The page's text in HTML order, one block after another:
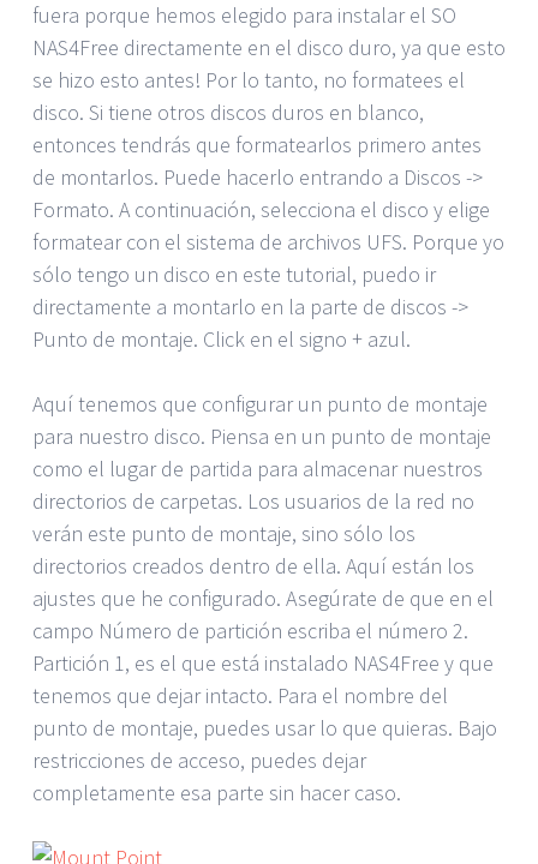
fuera porque hemos elegido para instalar el SO
NAS4Free directamente en el disco duro, ya que esto
se hizo esto antes! Por lo tanto, no formatees el
disco. Si tiene otros discos duros en blanco,
entonces tendrás que formatearlos primero antes
de montarlos. Puede hacerlo entrando a Discos ->
Formato. A continuación, selecciona el disco y elige
formatear con el sistema de archivos UFS. Porque yo
sólo tengo un disco en este tutorial, puedo ir
directamente a montarlo en la parte de discos ->
Punto de montaje. Click en el signo + azul.
Aquí tenemos que configurar un punto de montaje
para nuestro disco. Piensa en un punto de montaje
como el lugar de partida para almacenar nuestros
directorios de carpetas. Los usuarios de la red no
verán este punto de montaje, sino sólo los
directorios creados dentro de ella. Aquí están los
ajustes que he configurado. Asegúrate de que en el
campo Número de partición escriba el número 2.
Partición 1, es el que está instalado NAS4Free y que
tenemos que dejar intacto. Para el nombre del
punto de montaje, puedes usar lo que quieras. Bajo
restricciones de acceso, puedes dejar
completamente esa parte sin hacer caso.